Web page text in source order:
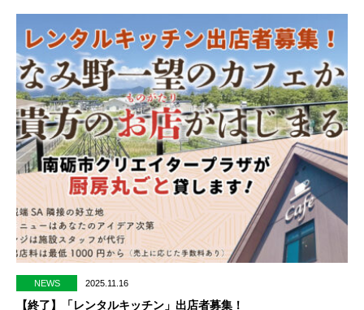
NEWS 2025.11.16
【終了】「レンタルキッチン」出店者募集！